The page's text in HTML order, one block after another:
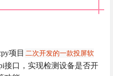
项目 二次开发的一款投屏软
接口，实现检测设备是否开